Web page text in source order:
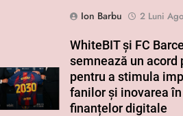
Ion Barbu
2 Luni Ago
WhiteBIT și FC
semnează un acord
pentru a stimula
fanilor și inovarea în
finanțelor digitale